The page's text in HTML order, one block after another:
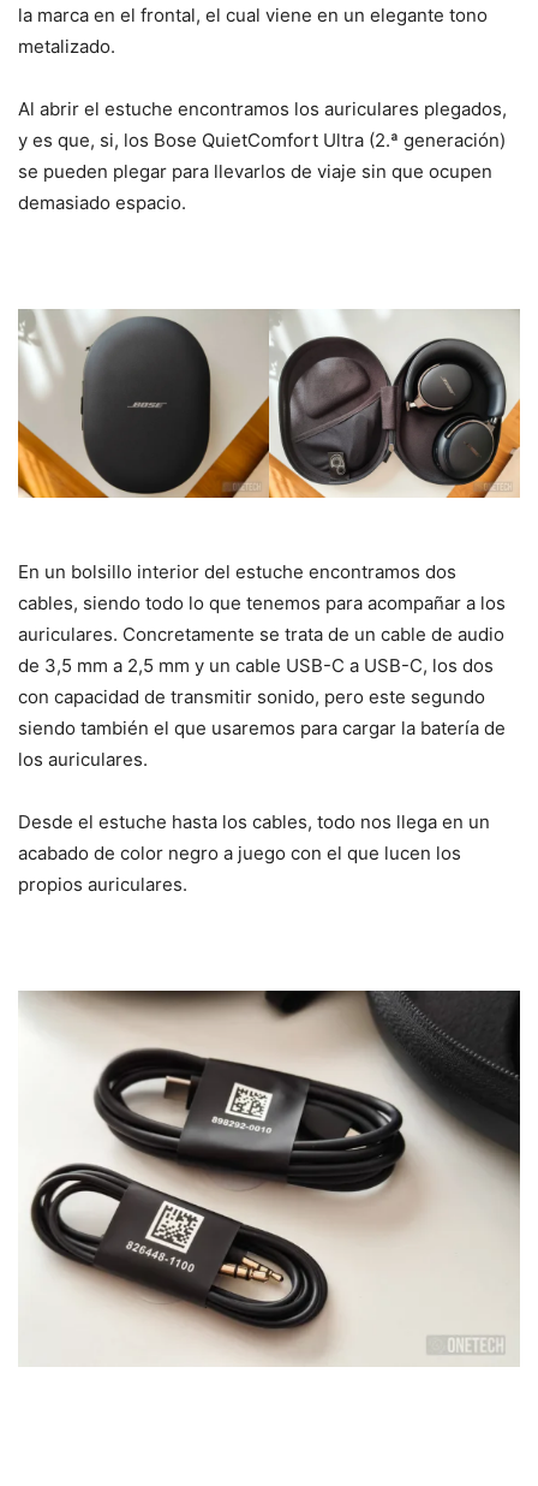
la marca en el frontal, el cual viene en un elegante tono
metalizado.
Al abrir el estuche encontramos los auriculares plegados,
y es que, si, los Bose QuietComfort Ultra (2.ª generación)
se pueden plegar para llevarlos de viaje sin que ocupen
demasiado espacio.
En un bolsillo interior del estuche encontramos dos
cables, siendo todo lo que tenemos para acompañar a los
auriculares. Concretamente se trata de un cable de audio
de 3,5 mm a 2,5 mm y un cable USB-C a USB-C, los dos
con capacidad de transmitir sonido, pero este segundo
siendo también el que usaremos para cargar la batería de
los auriculares.
Desde el estuche hasta los cables, todo nos llega en un
acabado de color negro a juego con el que lucen los
propios auriculares.